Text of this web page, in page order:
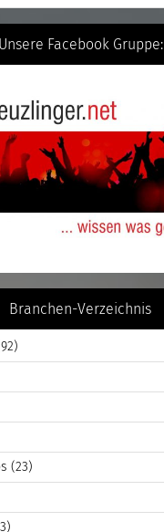
Unsere Facebook Gruppe:
Branchen-Verzeichnis
(23)